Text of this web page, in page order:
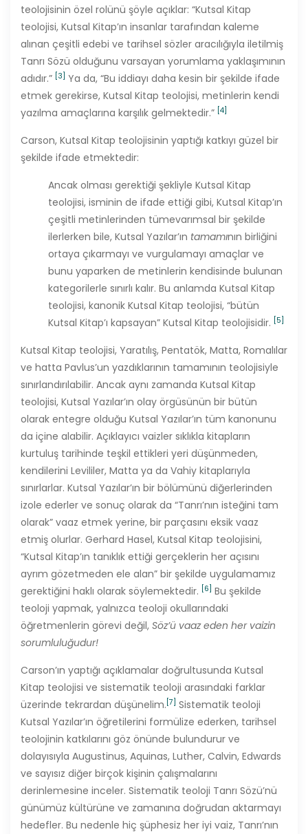
teolojisinin özel rolünü şöyle açıklar: “Kutsal Kitap
teolojisi, Kutsal Kitap’ın insanlar tarafından kaleme
alınan çeşitli edebi ve tarihsel sözler aracılığıyla iletilmiş
Tanrı Sözü olduğunu varsayan yorumlama yaklaşımının
adıdır.” [3] Ya da, “Bu iddiayı daha kesin bir şekilde ifade
etmek gerekirse, Kutsal Kitap teolojisi, metinlerin kendi
yazılma amaçlarına karşılık gelmektedir.” [4]
Carson, Kutsal Kitap teolojisinin yaptığı katkıyı güzel bir
şekilde ifade etmektedir:
Ancak olması gerektiği şekliyle Kutsal Kitap
teolojisi, isminin de ifade ettiği gibi, Kutsal Kitap’ın
çeşitli metinlerinden tümevarımsal bir şekilde
ilerlerken bile, Kutsal Yazılar’ın tamamının birliğini
ortaya çıkarmayı ve vurgulamayı amaçlar ve
bunu yaparken de metinlerin kendisinde bulunan
kategorilerle sınırlı kalır. Bu anlamda Kutsal Kitap
teolojisi, kanonik Kutsal Kitap teolojisi, “bütün
Kutsal Kitap’ı kapsayan” Kutsal Kitap teolojisidir.
[5]
Kutsal Kitap teolojisi, Yaratılış, Pentatök, Matta, Romalılar
ve hatta Pavlus’un yazdıklarının tamamının teolojisiyle
sınırlandırılabilir. Ancak aynı zamanda Kutsal Kitap
teolojisi, Kutsal Yazılar’ın olay örgüsünün bir bütün
olarak entegre olduğu Kutsal Yazılar’ın tüm kanonunu
da içine alabilir. Açıklayıcı vaizler sıklıkla kitapların
kurtuluş tarihinde teşkil ettikleri yeri düşünmeden,
kendilerini Levililer, Matta ya da Vahiy kitaplarıyla
sınırlarlar. Kutsal Yazılar’ın bir bölümünü diğerlerinden
izole ederler ve sonuç olarak da “Tanrı’nın isteğini tam
olarak” vaaz etmek yerine, bir parçasını eksik vaaz
etmiş olurlar. Gerhard Hasel, Kutsal Kitap teolojisini,
“Kutsal Kitap’ın tanıklık ettiği gerçeklerin her açısını
ayrım gözetmeden ele alan” bir şekilde uygulamamız
gerektiğini haklı olarak söylemektedir.
[6] Bu şekilde
teoloji yapmak, yalnızca teoloji okullarındaki
öğretmenlerin görevi değil, Söz’ü vaaz eden her vaizin
sorumluluğudur!
Carson’ın yaptığı açıklamalar doğrultusunda Kutsal
Kitap teolojisi ve sistematik teoloji arasındaki farklar
üzerinde tekrardan düşünelim. [7] Sistematik teoloji
Kutsal Yazılar’ın öğretilerini formülize ederken, tarihsel
teolojinin katkılarını göz önünde bulundurur ve
dolayısıyla Augustinus, Aquinas, Luther, Calvin, Edwards
ve sayısız diğer birçok kişinin çalışmalarını
derinlemesine inceler. Sistematik teoloji Tanrı Sözü’nü
günümüz kültürüne ve zamanına doğrudan aktarmayı
hedefler. Bu nedenle hiç şüphesiz her iyi vaiz, Tanrı’nın